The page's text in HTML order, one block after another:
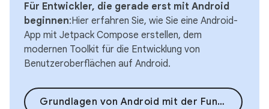
Für Entwickler, die gerade erst mit Android
beginnen:Hier erfahren Sie, wie Sie eine Android-
App mit Jetpack Compose erstellen, dem
modernen Toolkit für die Entwicklung von
Benutzeroberflächen auf Android.
Grundlagen von Android mit der Funktion „Compose“